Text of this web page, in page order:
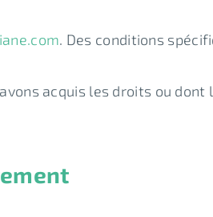
. Des conditions
acquis les droits ou dont